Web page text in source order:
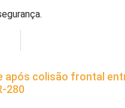
após colisão frontal
280